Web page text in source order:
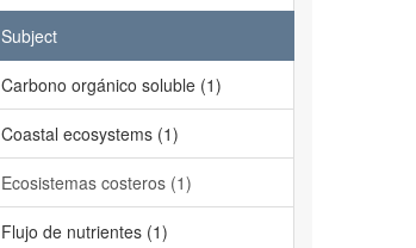
Subject
Carbono orgánico soluble (1)
Coastal ecosystems (1)
Ecosistemas costeros (1)
Flujo de nutrientes (1)